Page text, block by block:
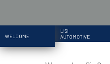
WELCOME
LISI
AUTOMOTIVE